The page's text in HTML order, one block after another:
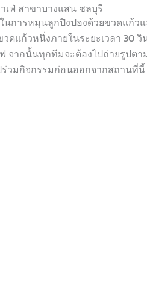
เฟ่ สาขาบางแสน ชลบุรี
นการหมุนลูกปิงปองด้วยขวดแก้ว
ดแก้วหนึ่งภายในระยะเวลา 30 วิ
จากนั้นทุกทีมจะต้องไปถ่ายรูปตา
วมกิจกรรมก่อนออกจากสถานที่นี้